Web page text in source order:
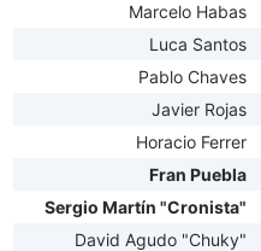
Marcelo Habas
Luca Santos
Pablo Chaves
Javier Rojas
Horacio Ferrer
Fran Puebla
Sergio Martín "Cronista"
David Agudo "Chuky"